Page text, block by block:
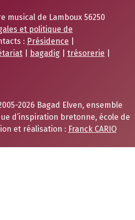
musical de Lamboux 56250
et politique de
: Présidence
bagadig trésorerie
2026 Bagad Elven, ensemble
d’inspiration bretonne, école de
et réalisation : Franck CARIO